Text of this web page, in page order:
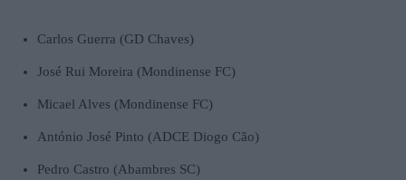
Carlos Guerra (GD Chaves)
José Rui Moreira (Mondinense FC)
Micael Alves (Mondinense FC)
António José Pinto (ADCE Diogo Cão)
Pedro Castro (Abambres SC)